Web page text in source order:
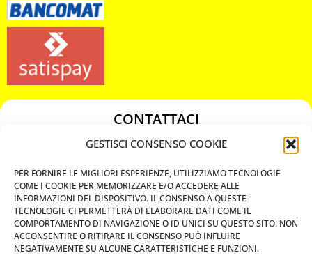
GESTISCI CONSENSO COOKIE
PER FORNIRE LE MIGLIORI ESPERIENZE, UTILIZZIAMO TECNOLOGIE
COME I COOKIE PER MEMORIZZARE E/O ACCEDERE ALLE
INFORMAZIONI DEL DISPOSITIVO. IL CONSENSO A QUESTE
TECNOLOGIE CI PERMETTERÀ DI ELABORARE DATI COME IL
COMPORTAMENTO DI NAVIGAZIONE O ID UNICI SU QUESTO SITO. NON
ACCONSENTIRE O RITIRARE IL CONSENSO PUÒ INFLUIRE
NEGATIVAMENTE SU ALCUNE CARATTERISTICHE E FUNZIONI.
CONTATTACI
349 3863811
chiavicodificate@gmail.com
Privacy Policy
Cookie Policy